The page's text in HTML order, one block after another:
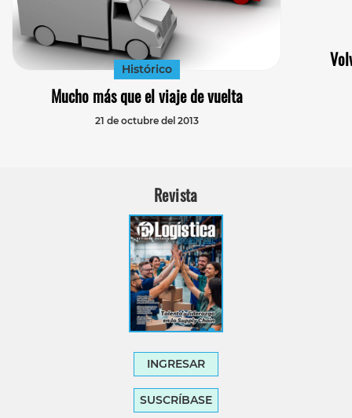
Histórico
Mucho más que el viaje de vuelta
21 de octubre del 2013
Revista
INGRESAR
SUSCRÍBASE